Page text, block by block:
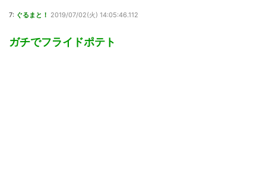
7: ぐるまと！ 2019/07/02(火) 14:05:46.112
ガチでフライドポテト